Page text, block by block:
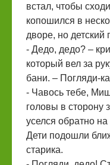
встал, чтобы
копошился в
дворе, но детский
- Дедо, дедо? –
который вел за
бани. – Погляди-
- Чавось тебе,
головы в сторону
уселся обратно на
Дети подошли
старика.